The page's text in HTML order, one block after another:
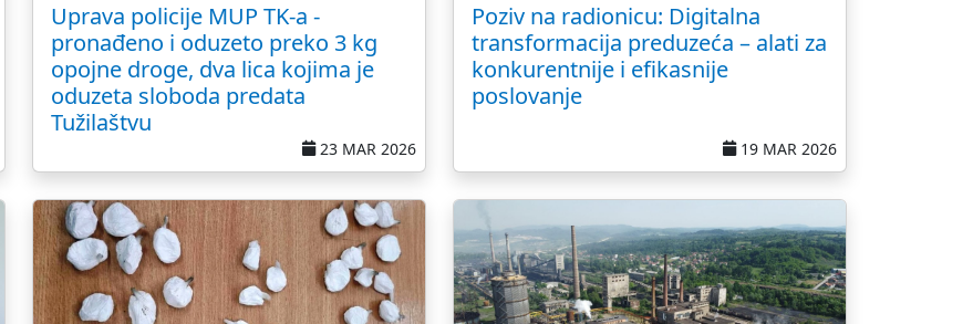
Uprava policije MUP TK-a -
pronađeno i oduzeto preko 3 kg
opojne droge, dva lica kojima je
oduzeta sloboda predata
Tužilaštvu
23 MAR 2026
Poziv na radionicu: Digitalna
transformacija preduzeća – alati za
konkurentnije i efikasnije
poslovanje
19 MAR 2026